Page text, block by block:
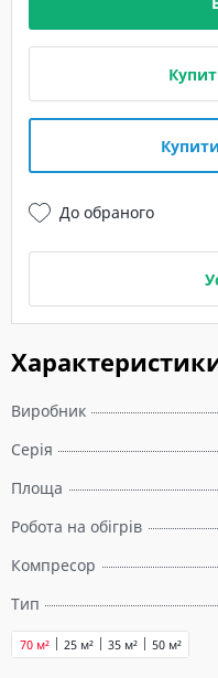
Виробник
Серія
Площа
Робота на обігрів
Компресор
Тип
25 м² 35 м² 50 м²
70 м²
До обраного